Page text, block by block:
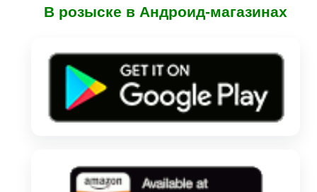
В розыске в Андроид-магазинах